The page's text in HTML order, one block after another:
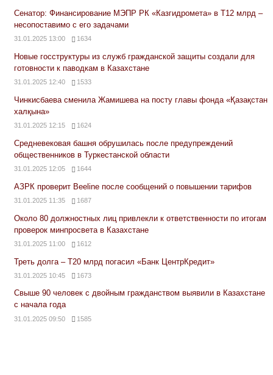
Сенатор: Финансирование МЭПР РК «Казгидромета» в Т12 млрд –
несопоставимо с его задачами
31.01.2025 13:00 1634
Новые госструктуры из служб гражданской защиты создали для
готовности к паводкам в Казахстане
31.01.2025 12:40 1533
Чинкисбаева сменила Жамишева на посту главы фонда «Қазақстан
халқына»
31.01.2025 12:15 1624
Средневековая башня обрушилась после предупреждений
общественников в Туркестанской области
31.01.2025 12:05 1644
АЗРК проверит Beeline после сообщений о повышении тарифов
31.01.2025 11:35 1687
Около 80 должностных лиц привлекли к ответственности по итогам
проверок минпросвета в Казахстане
31.01.2025 11:00 1612
Треть долга – Т20 млрд погасил «Банк ЦентрКредит»
31.01.2025 10:45 1673
Свыше 90 человек с двойным гражданством выявили в Казахстане
с начала года
31.01.2025 09:50 1585